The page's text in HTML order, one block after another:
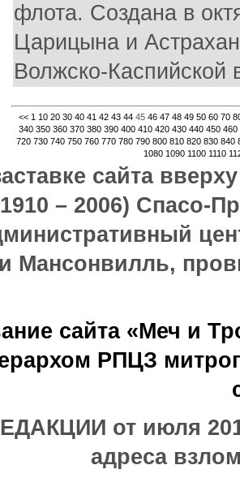
флота. Создана в
Царицына и
Волжско-Каспийской
<< 1 10 20 30 40 41 42 43 44 45 46 47 48 49 50 60 70
340 350 360 370 380 390 400 410 420 430 440 450 460
720 730 740 750 760 770 780 790 800 810 820 830 840
1080 1090 1100 1110
сайта
– 2006) Спасо-
Мансонвилль,
сайта «Меч и
РПЦЗ
от июля
адреса